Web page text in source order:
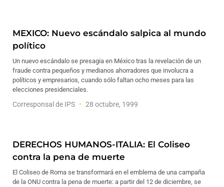
MEXICO: Nuevo escándalo salpica al mundo
político
Un nuevo escándalo se presagia en México tras la revelación de un
fraude contra pequeños y medianos ahorradores que involucra a
políticos y empresarios, cuando sólo faltan ocho meses para las
elecciones presidenciales.
Corresponsal de IPS 28 octubre, 1999
DERECHOS HUMANOS-ITALIA: El Coliseo
contra la pena de muerte
El Coliseo de Roma se transformará en el emblema de una campaña
de la ONU contra la pena de muerte: a partir del 12 de diciembre, se